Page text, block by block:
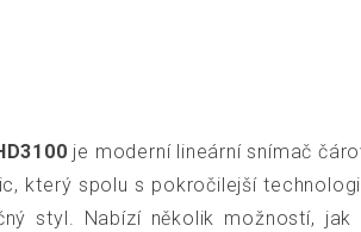
je moderní lineární snímač
který spolu s pokročilejší
styl. Nabízí několik možností,